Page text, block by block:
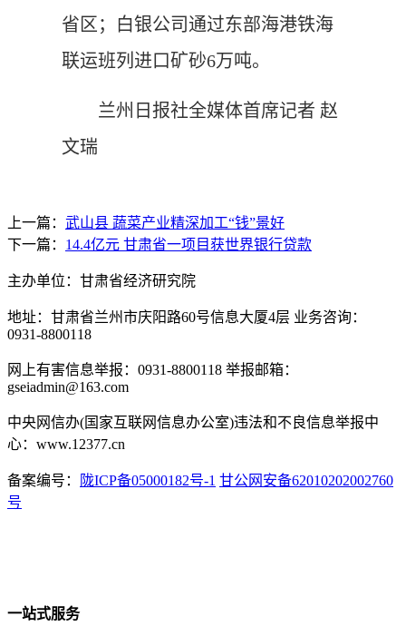
省区；白银公司通过东部海港铁海
联运班列进口矿砂6万吨。
兰州日报社全媒体首席记者 赵
文瑞
上一篇： 武山县 蔬菜产业精深加工“钱”景好
下一篇： 14.4亿元 甘肃省一项目获世界银行贷款
主办单位：甘肃省经济研究院
地址：甘肃省兰州市庆阳路60号信息大厦4层 业务咨询：
0931-8800118
网上有害信息举报：0931-8800118 举报邮箱：
gseiadmin@163.com
中央网信办(国家互联网信息办公室)违法和不良信息举报中
心：www.12377.cn
备案编号： 陇ICP备05000182号-1 甘公网安备62010202002760
号
一站式服务